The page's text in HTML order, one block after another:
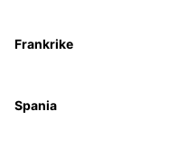
Frankrike
Spania